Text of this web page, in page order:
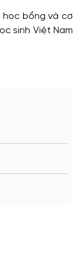
bổng và cơ
sinh Việt Nam